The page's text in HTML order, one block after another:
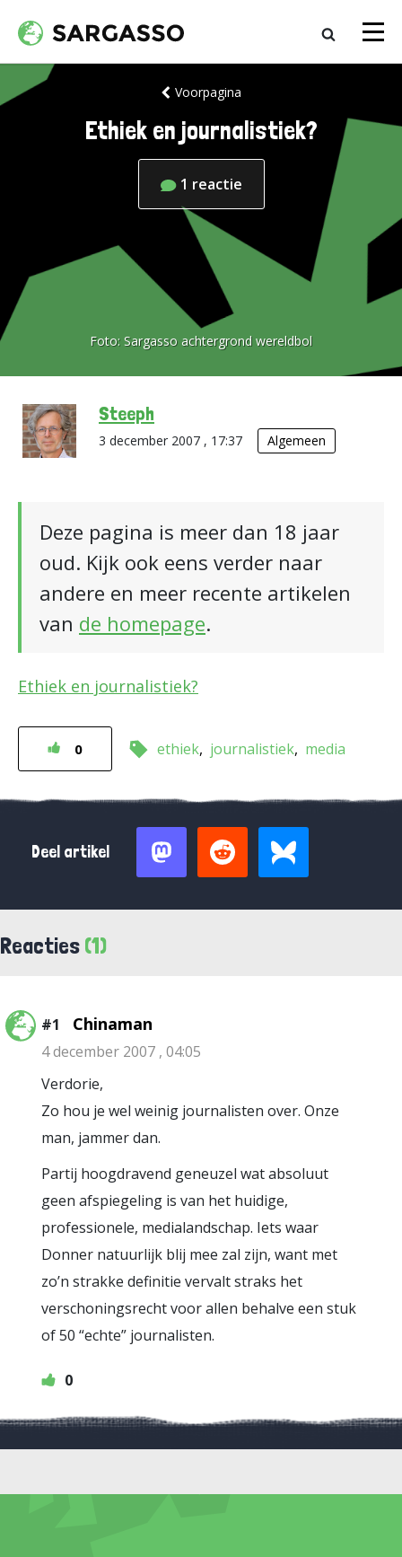
Voorpagina
Ethiek en journalistiek?
1 reactie
Foto: Sargasso achtergrond wereldbol
Steeph
3 december 2007 , 17:37 Algemeen
Deze pagina is meer dan 18 jaar
oud. Kijk ook eens verder naar
andere en meer recente artikelen
van de homepage.
Ethiek en journalistiek?
0 ethiek journalistiek media
Deel artikel
Reacties (1)
#1 Chinaman
4 december 2007 , 04:05
Verdorie,
Zo hou je wel weinig journalisten over. Onze
man, jammer dan.
Partij hoogdravend geneuzel wat absoluut
geen afspiegeling is van het huidige,
professionele, medialandschap. Iets waar
Donner natuurlijk blij mee zal zijn, want met
zo’n strakke definitie vervalt straks het
verschoningsrecht voor allen behalve een stuk
of 50 “echte” journalisten.
0